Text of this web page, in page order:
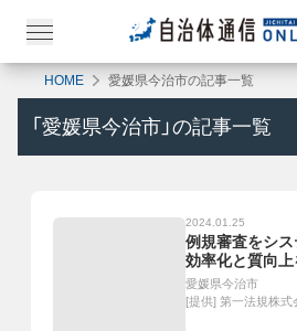
HOME 愛媛県今治市の記事一覧
「 愛媛県今治市 」の記事一覧
2024.01.25
例規審査をシス
効率化と質向
愛媛県今治市
[提供] 第一法規株式